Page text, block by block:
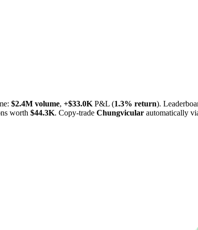
$2.4M volume, +$33.0K P&L (1.3% return).
worth $44.3K. Copy-trade Chungvicular automatically